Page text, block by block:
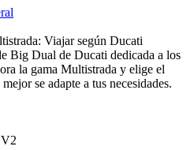
Viajar según Ducati
Big Dual de Ducati dedicada a los
la gama Multistrada y elige el
se adapte a tus necesidades.